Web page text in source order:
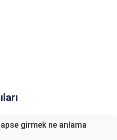
girmek ne anlama